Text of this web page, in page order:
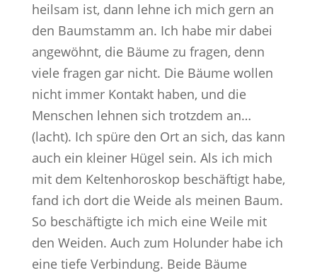
heilsam ist, dann lehne ich mich gern an
den Baumstamm an. Ich habe mir dabei
angewöhnt, die Bäume zu fragen, denn
viele fragen gar nicht. Die Bäume wollen
nicht immer Kontakt haben, und die
Menschen lehnen sich trotzdem an…
(lacht). Ich spüre den Ort an sich, das kann
auch ein kleiner Hügel sein. Als ich mich
mit dem Keltenhoroskop beschäftigt habe,
fand ich dort die Weide als meinen Baum.
So beschäftigte ich mich eine Weile mit
den Weiden. Auch zum Holunder habe ich
eine tiefe Verbindung. Beide Bäume